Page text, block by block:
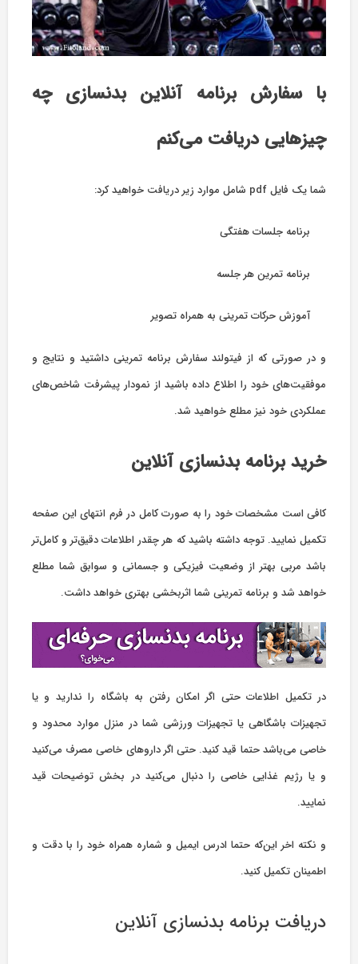
با سفارش برنامه آنلاین بدنسازی چه
چیزهایی دریافت می‌کنم
شما یک فایل pdf شامل موارد زیر دریافت خواهید کرد:
برنامه جلسات هفتگی
برنامه تمرین هر جلسه
آموزش حرکات تمرینی به همراه تصویر
و در صورتی که از فیتولند سفارش برنامه تمرینی داشتید و نتایج و
موفقیت‌های خود را اطلاع داده باشید از نمودار پیشرفت شاخص‌های
عملکردی خود نیز مطلع خواهید شد.
خرید برنامه بدنسازی آنلاین
کافی است مشخصات خود را به صورت کامل در فرم انتهای این صفحه
تکمیل نمایید. توجه داشته باشید که هر چقدر اطلاعات دقیق‌تر و کامل‌تر
باشد مربی بهتر از وضعیت فیزیکی و جسمانی و سوابق شما مطلع
خواهد شد و برنامه تمرینی شما اثربخشی بهتری خواهد داشت.
در تکمیل اطلاعات حتی اگر امکان رفتن به باشگاه را ندارید و یا
تجهیزات باشگاهی یا تجهیزات ورزشی شما در منزل موارد محدود و
خاصی می‌باشد حتما قید کنید. حتی اگر داروهای خاصی مصرف می‌کنید
و یا رژیم غذایی خاصی را دنبال می‌کنید در بخش توضیحات قید
نمایید.
و نکته اخر این‌که حتما ادرس ایمیل و شماره همراه خود را با دقت و
اطمینان تکمیل کنید.
دریافت برنامه بدنسازی آنلاین